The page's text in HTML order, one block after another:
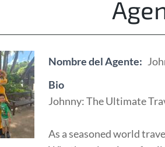
Nombre del Agente:
Bio
Johnny: The Ultimate
As a seasoned world